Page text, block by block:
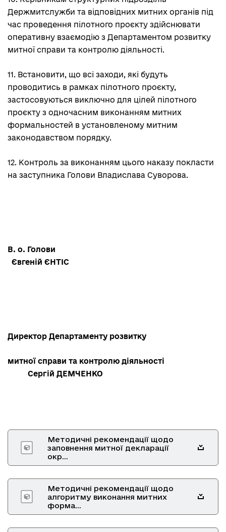
Держмитслужби та відповідних митних органів під
час проведення пілотного проєкту здійснювати
оперативну взаємодію з Департаментом розвитку
митної справи та контролю діяльності.
11. Встановити, що всі заходи, які будуть
проводитись в рамках пілотного проєкту,
застосовуються виключно для цілей пілотного
проєкту з одночасним виконанням митних
формальностей в установленому митним
законодавством порядку.
12. Контроль за виконанням цього наказу покласти
на заступника Голови Владислава Суворова.
В. о. Голови
Євгеній ЄНТІС
Директор Департаменту розвитку
митної справи та контролю діяльності
Сергій ДЕМЧЕНКО
Методичні рекомендації щодо
заповнення митної декларації
окр...
Методичні рекомендації щодо
алгоритму виконання митних
форма...